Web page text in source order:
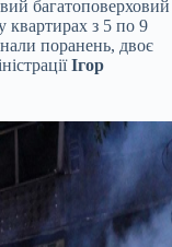
багатоповерховий
квартирах з 5 по 9
поранень, двоє
Ігор